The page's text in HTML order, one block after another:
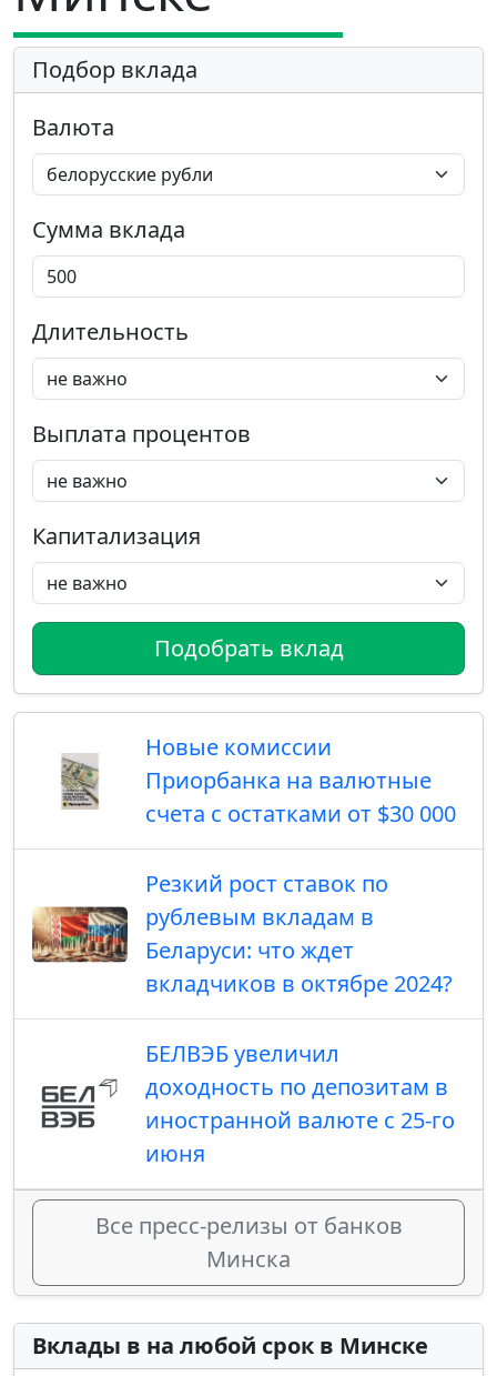
Подбор вклада
Валюта
Сумма вклада
Длительность
Выплата процентов
Капитализация
Подобрать вклад
Новые комиссии
Приорбанка на валютные
счета с остатками от $30 000
Резкий рост ставок по
рублевым вкладам в
Беларуси: что ждет
вкладчиков в октябре 2024?
БЕЛВЭБ увеличил
доходность по депозитам в
иностранной валюте с 25-го
июня
Все пресс-релизы от банков
Минска
Вклады в на любой срок в Минске